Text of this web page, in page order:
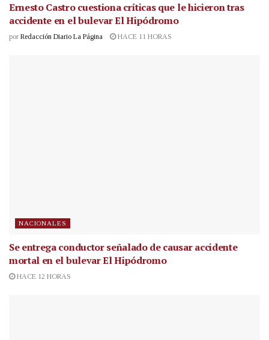
Ernesto Castro cuestiona críticas que le hicieron tras
accidente en el bulevar El Hipódromo
por Redacción Diario La Página HACE 11 HORAS
NACIONALES
Se entrega conductor señalado de causar accidente
mortal en el bulevar El Hipódromo
HACE 12 HORAS